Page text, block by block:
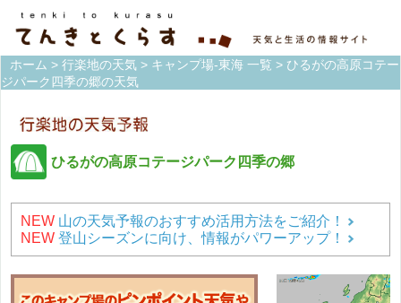
ホーム > 行楽地の天気 > キャンプ場-東海 一覧 > ひるがの高原コテー
ジパーク四季の郷の天気
ひるがの高原コテージパーク四季の郷
NEW 山の天気予報のおすすめ活用方法をご紹介！
NEW 登山シーズンに向け、情報がパワーアップ！